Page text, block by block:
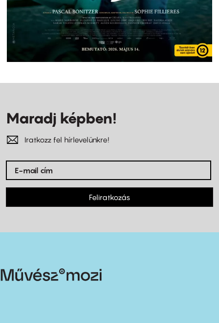
Maradj képben!
Iratkozz fel hírlevelünkre!
Feliratkozás